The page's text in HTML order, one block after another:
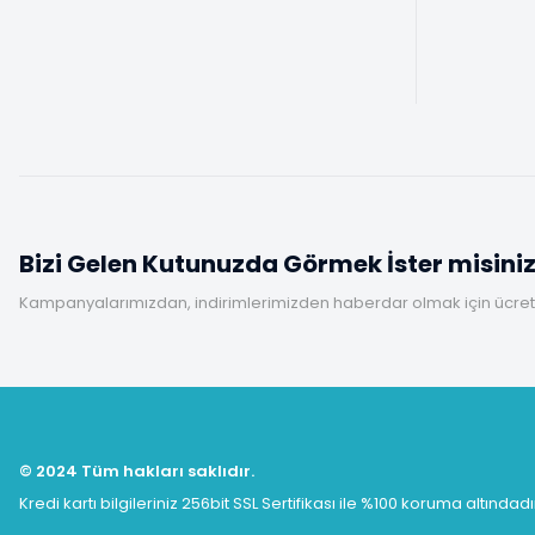
Bizi Gelen Kutunuzda Görmek İster
Kampanyalarımızdan, indirimlerimizden haberdar olmak için
© 2024 Tüm hakları saklıdır.
Kredi kartı bilgileriniz 256bit SSL Sertifikası ile %100 koruma